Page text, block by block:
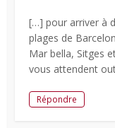
[…] pour arriver à
plages de
Mar bella, Sitges
vous attendent
Répondre